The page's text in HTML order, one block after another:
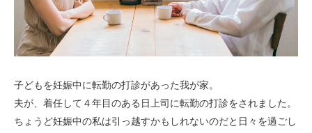
子どもを妊娠中に転勤の打診があった我が家。
夫が、着任して４年目のある日上司に転勤の打診をされました。
ちょうど妊娠中の私は引っ越すかもしれないのだと日々を過ごし